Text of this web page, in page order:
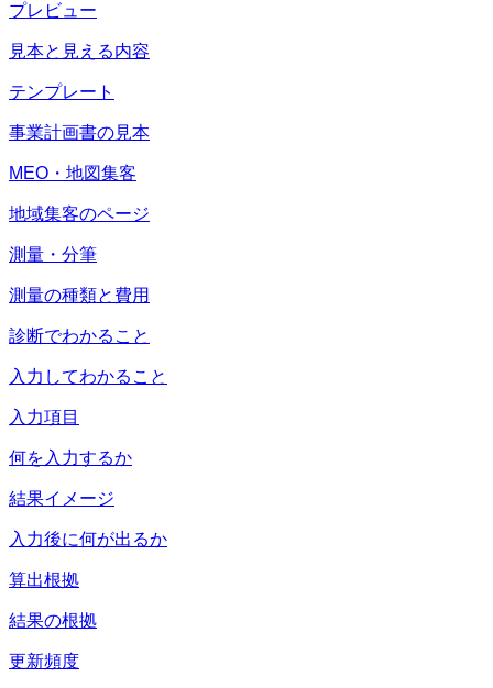
プレビュー
見本と見える内容
テンプレート
事業計画書の見本
MEO・地図集客
地域集客のページ
測量・分筆
測量の種類と費用
診断でわかること
入力してわかること
入力項目
何を入力するか
結果イメージ
入力後に何が出るか
算出根拠
結果の根拠
更新頻度